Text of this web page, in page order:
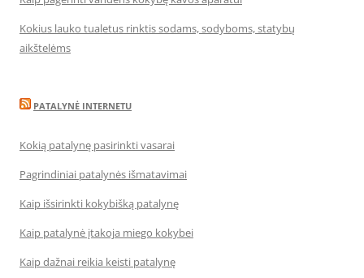
Kokius lauko tualetus rinktis sodams, sodyboms, statybų
aikštelėms
PATALYNĖ INTERNETU
Kokią patalynę pasirinkti vasarai
Pagrindiniai patalynės išmatavimai
Kaip išsirinkti kokybišką patalynę
Kaip patalynė įtakoja miego kokybei
Kaip dažnai reikia keisti patalynę